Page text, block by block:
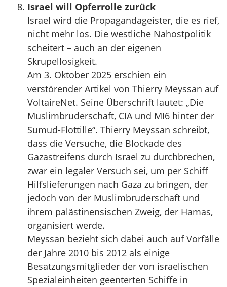
Israel will Opferrolle zurück
Israel wird die Propagandageister, die es rief,
nicht mehr los. Die westliche Nahostpolitik
scheitert – auch an der eigenen
Skrupellosigkeit.
Am 3. Oktober 2025 erschien ein
verstörender Artikel von Thierry Meyssan auf
VoltaireNet. Seine Überschrift lautet: „Die
Muslimbruderschaft, CIA und MI6 hinter der
Sumud-Flottille“. Thierry Meyssan schreibt,
dass die Versuche, die Blockade des
Gazastreifens durch Israel zu durchbrechen,
zwar ein legaler Versuch sei, um per Schiff
Hilfslieferungen nach Gaza zu bringen, der
jedoch von der Muslimbruderschaft und
ihrem palästinensischen Zweig, der Hamas,
organisiert werde.
Meyssan bezieht sich dabei auch auf Vorfälle
der Jahre 2010 bis 2012 als einige
Besatzungsmitglieder der von israelischen
Spezialeinheiten geenterten Schiffe in